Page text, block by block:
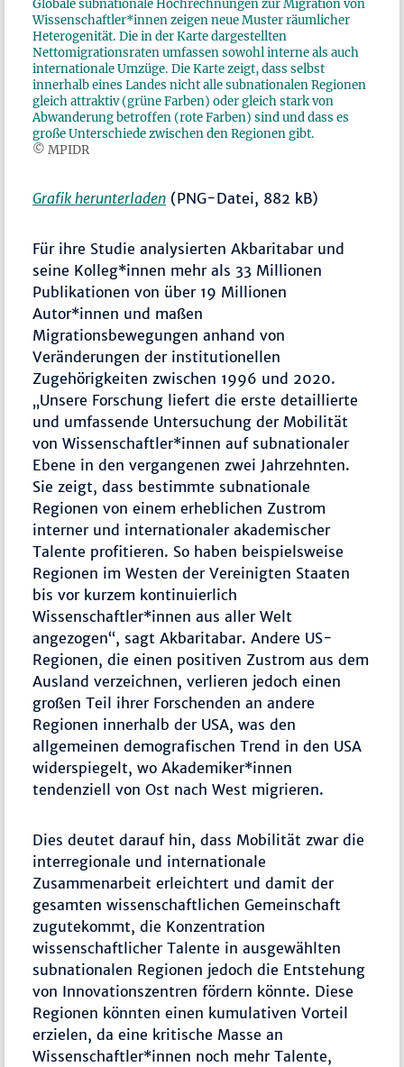
Globale subnationale Hochrechnungen zur Migration von
Wissenschaftler*innen zeigen neue Muster räumlicher
Heterogenität. Die in der Karte dargestellten
Nettomigrationsraten umfassen sowohl interne als auch
internationale Umzüge. Die Karte zeigt, dass selbst
innerhalb eines Landes nicht alle subnationalen Regionen
gleich attraktiv (grüne Farben) oder gleich stark von
Abwanderung betroffen (rote Farben) sind und dass es
große Unterschiede zwischen den Regionen gibt.
© MPIDR
Grafik herunterladen (PNG-Datei, 882 kB)
Für ihre Studie analysierten Akbaritabar und
seine Kolleg*innen mehr als 33 Millionen
Publikationen von über 19 Millionen
Autor*innen und maßen
Migrationsbewegungen anhand von
Veränderungen der institutionellen
Zugehörigkeiten zwischen 1996 und 2020.
„Unsere Forschung liefert die erste detaillierte
und umfassende Untersuchung der Mobilität
von Wissenschaftler*innen auf subnationaler
Ebene in den vergangenen zwei Jahrzehnten.
Sie zeigt, dass bestimmte subnationale
Regionen von einem erheblichen Zustrom
interner und internationaler akademischer
Talente profitieren. So haben beispielsweise
Regionen im Westen der Vereinigten Staaten
bis vor kurzem kontinuierlich
Wissenschaftler*innen aus aller Welt
angezogen“, sagt Akbaritabar. Andere US-
Regionen, die einen positiven Zustrom aus dem
Ausland verzeichnen, verlieren jedoch einen
großen Teil ihrer Forschenden an andere
Regionen innerhalb der USA, was den
allgemeinen demografischen Trend in den USA
widerspiegelt, wo Akademiker*innen
tendenziell von Ost nach West migrieren.
Dies deutet darauf hin, dass Mobilität zwar die
interregionale und internationale
Zusammenarbeit erleichtert und damit der
gesamten wissenschaftlichen Gemeinschaft
zugutekommt, die Konzentration
wissenschaftlicher Talente in ausgewählten
subnationalen Regionen jedoch die Entstehung
von Innovationszentren fördern könnte. Diese
Regionen könnten einen kumulativen Vorteil
erzielen, da eine kritische Masse an
Wissenschaftler*innen noch mehr Talente,